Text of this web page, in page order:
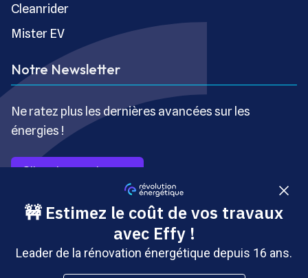
Cleanrider
Mister EV
Notre Newsletter
Ne ratez plus les dernières avancées sur les
énergies !
S’inscrire gratuitement
Copyright © Révolution Énergétique - Tous droits réservés
- Site édité par Saabre SAS, une société du groupe
Brakson